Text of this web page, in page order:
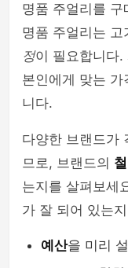
명품 주얼리를 구
명품 주얼리는 고
정이 필요합니다.
본인에게 맞는
니다.
다양한 브랜드가
므로, 브랜드의
는지를 살펴보세
가 잘 되어 있는
예산을 미리